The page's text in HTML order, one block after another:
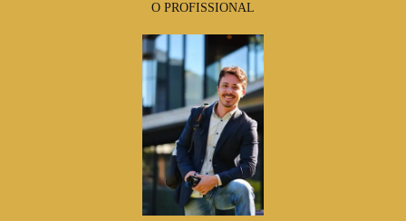
O PROFISSIONAL